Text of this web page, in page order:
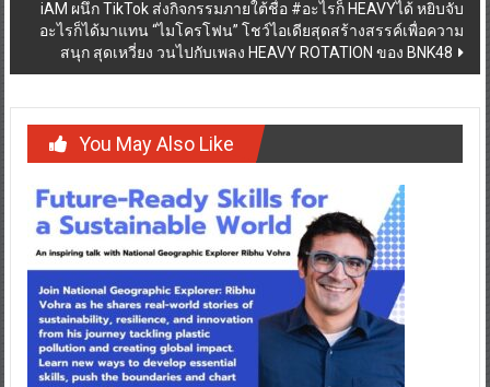
iAM ผนึก TikTok ส่งกิจกรรมภายใต้ชื่อ #อะไรก็ HEAVYได้ หยิบจับ
อะไรก็ได้มาแทน “ไมโครโฟน” โชว์ไอเดียสุดสร้างสรรค์เพื่อความ
สนุก สุดเหวี่ยง วนไปกับเพลง HEAVY ROTATION ของ BNK48
You May Also Like